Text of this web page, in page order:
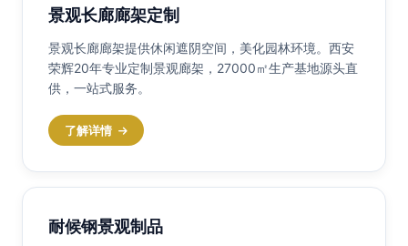
景观长廊廊架定制
景观长廊廊架提供休闲遮阴空间，美化园林环境。西安
荣辉20年专业定制景观廊架，27000㎡生产基地源头直
供，一站式服务。
了解详情
耐候钢景观制品